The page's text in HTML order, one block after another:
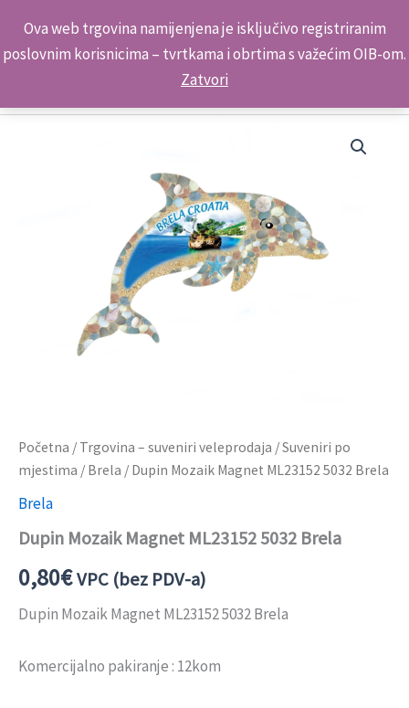
Ova web trgovina namijenjena je isključivo registriranim
poslovnim korisnicima – tvrtkama i obrtima s važećim OIB-om.
Zatvori
content
Kontakt telefon: +385 98 179 3891
Početna / Trgovina – suveniri veleprodaja /Suveniri po
mjestima / Brela / Dupin Mozaik Magnet ML23152 5032 Brela
Brela
Dupin Mozaik Magnet ML23152 5032 Brela
0,80€VPC (bez PDV-a)
Dupin Mozaik Magnet ML23152 5032 Brela
Komercijalno pakiranje : 12kom